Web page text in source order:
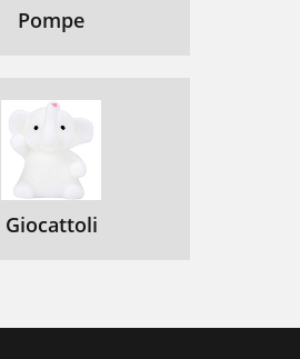
Pompe
Giocattoli